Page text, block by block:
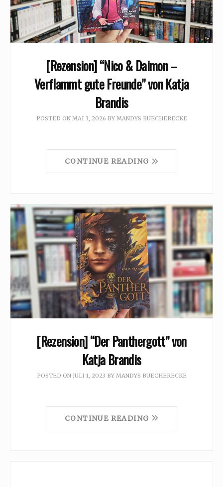
[Rezension] “Nico & Daimon –
Verflammt gute Freunde” von Katja
Brandis
POSTED ON MAI 3, 2026 BY MANDYS BUECHERECKE
CONTINUE READING
[Rezension] “Der Panthergott” von
Katja Brandis
POSTED ON JULI 1, 2023 BY MANDYS BUECHERECKE
CONTINUE READING